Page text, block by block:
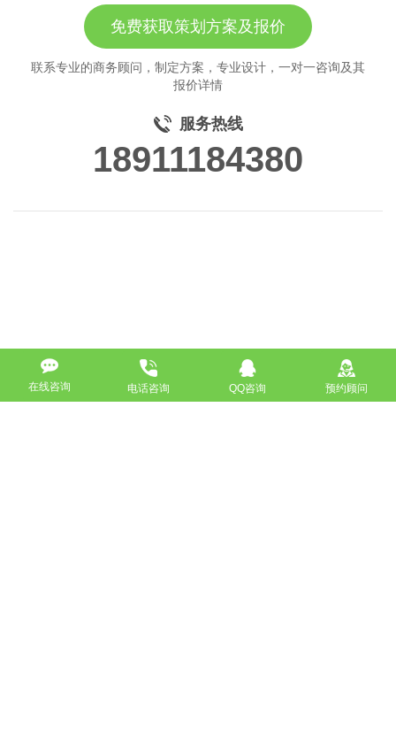
免费获取策划方案及报价
联系专业的商务顾问，制定方案，专业设计，一对一咨询及其
报价详情
服务热线
18911184380
在线咨询 电话咨询 QQ咨询 预约顾问